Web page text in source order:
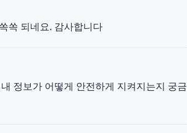
쏙 되네요. 감사합니다
정보가 어떻게 안전하게 지켜지는지 궁금